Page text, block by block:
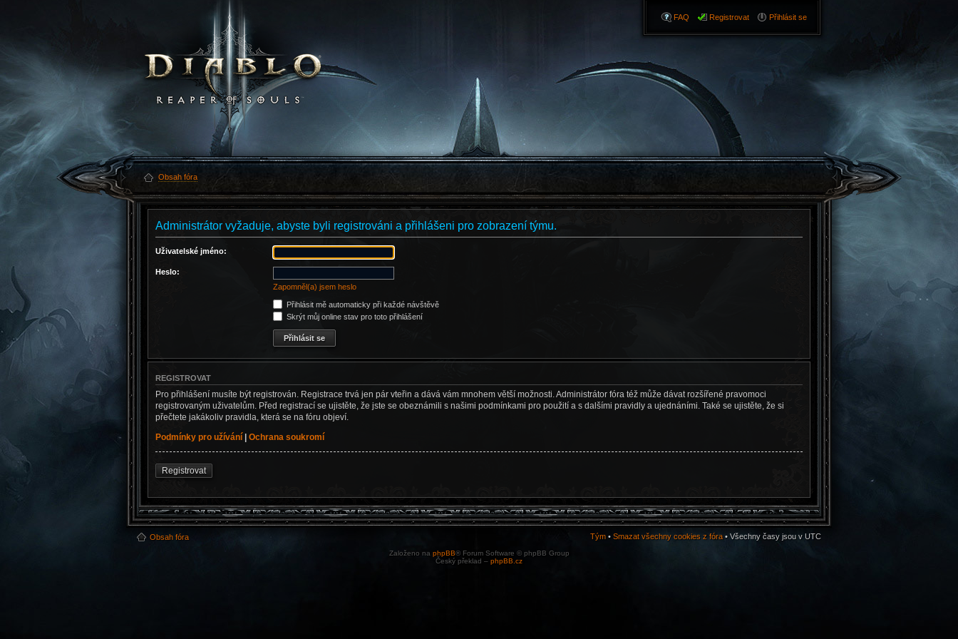
FAQ Registrovat Přihlásit se
Obsah fóra
Administrátor vyžaduje, abyste byli registrováni a přihlášeni pro zobrazení týmu.
Uživatelské jméno:
Heslo:
Zapomněl(a) jsem heslo
Přihlásit mě automaticky při každé návštěvě
Skrýt můj online stav pro toto přihlášení
REGISTROVAT
Pro přihlášení musíte být registrován. Registrace trvá jen pár vteřin a dává vám mnohem větší možnosti. Administrátor fóra též může dávat rozšířené pravomoci
registrovaným uživatelům. Před registrací se ujistěte, že jste se obeznámili s našimi podmínkami pro použití a s dalšími pravidly a ujednáními. Také se ujistěte, že si
přečtete jakákoliv pravidla, která se na fóru objeví.
Podmínky pro užívání
Ochrana soukromí
Registrovat
Obsah fóra Tým • Smazat všechny cookies z fóra • Všechny časy jsou v UTC
Založeno na phpBB® Forum Software © phpBB Group
Český překlad – phpBB.cz